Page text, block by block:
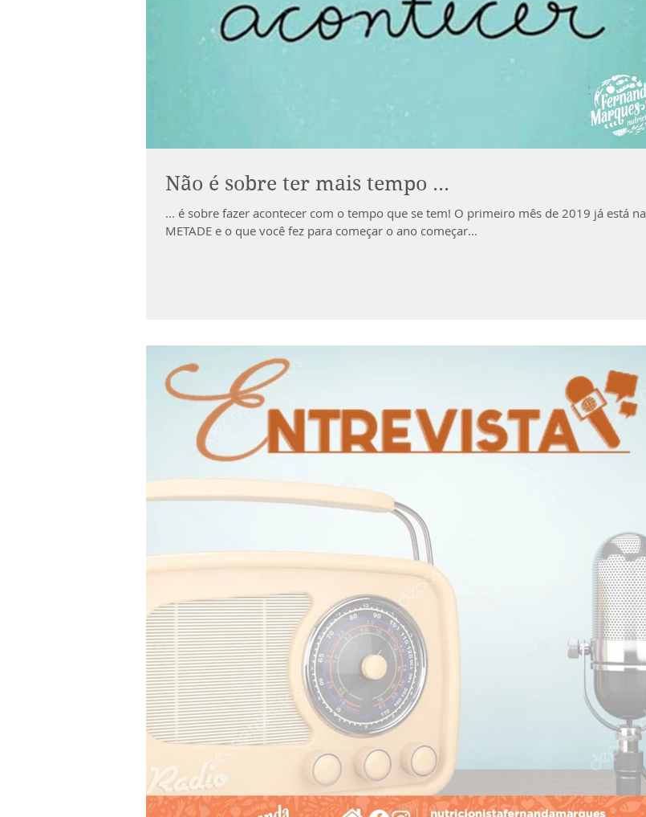
Não é sobre ter mais tempo ...
... é sobre fazer acontecer com o tempo que se tem! O primeiro mês de 2019 já está na
METADE e o que você fez para começar o ano começar...